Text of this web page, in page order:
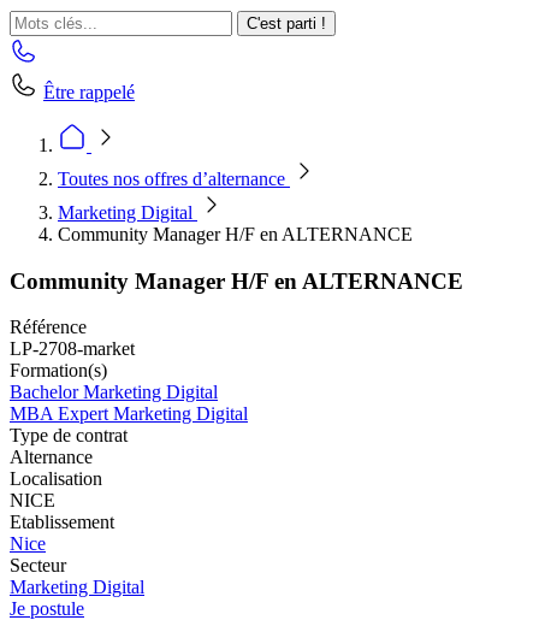
C'est parti !
Être rappelé
Toutes nos offres d’alternance
Marketing Digital
Community Manager H/F en ALTERNANCE
Community Manager H/F en ALTERNANCE
Référence
LP-2708-market
Formation(s)
Bachelor Marketing Digital
MBA Expert Marketing Digital
Type de contrat
Alternance
Localisation
NICE
Etablissement
Nice
Secteur
Marketing Digital
Je postule